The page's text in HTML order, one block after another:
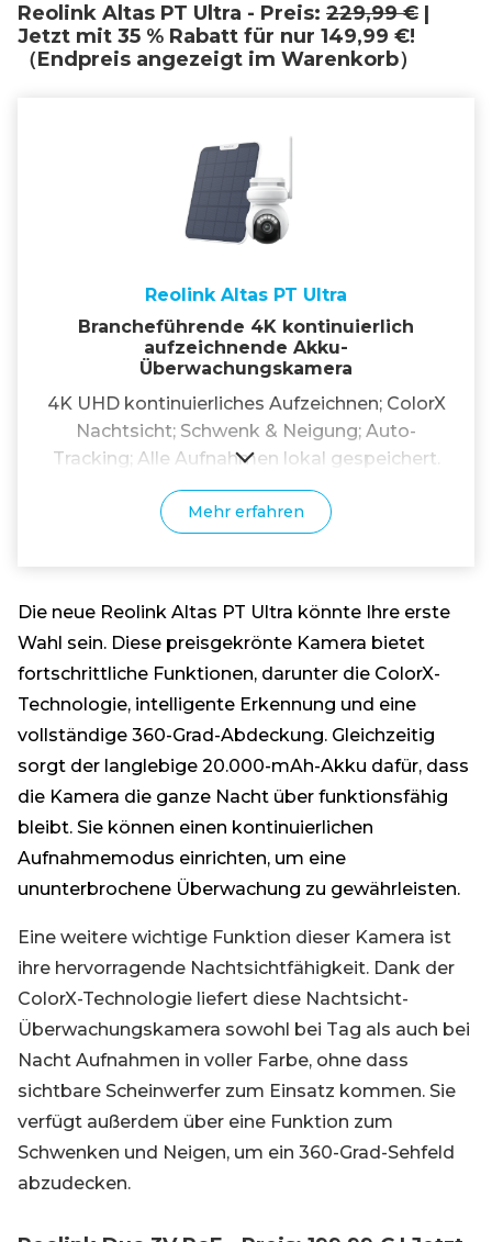
Reolink Altas PT Ultra - Preis: 229,99 € |
Jetzt mit 35 % Rabatt für nur 149,99 €!
（Endpreis angezeigt im Warenkorb）
Reolink Altas PT Ultra
Brancheführende 4K kontinuierlich
aufzeichnende Akku-
Überwachungskamera
4K UHD kontinuierliches Aufzeichnen; ColorX
Nachtsicht; Schwenk & Neigung; Auto-
Tracking; Alle Aufnahmen lokal gespeichert.
Mehr erfahren
Die neue Reolink Altas PT Ultra könnte Ihre erste
Wahl sein. Diese preisgekrönte Kamera bietet
fortschrittliche Funktionen, darunter die ColorX-
Technologie, intelligente Erkennung und eine
vollständige 360-Grad-Abdeckung. Gleichzeitig
sorgt der langlebige 20.000-mAh-Akku dafür, dass
die Kamera die ganze Nacht über funktionsfähig
bleibt. Sie können einen kontinuierlichen
Aufnahmemodus einrichten, um eine
ununterbrochene Überwachung zu gewährleisten.
Eine weitere wichtige Funktion dieser Kamera ist
ihre hervorragende Nachtsichtfähigkeit. Dank der
ColorX-Technologie liefert diese Nachtsicht-
Überwachungskamera sowohl bei Tag als auch bei
Nacht Aufnahmen in voller Farbe, ohne dass
sichtbare Scheinwerfer zum Einsatz kommen. Sie
verfügt außerdem über eine Funktion zum
Schwenken und Neigen, um ein 360-Grad-Sehfeld
abzudecken.